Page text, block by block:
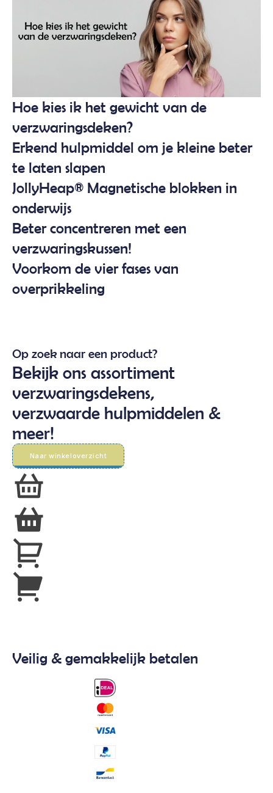
Hoe kies ik het gewicht van de
verzwaringsdeken?
Erkend hulpmiddel om je kleine beter
te laten slapen
JollyHeap® Magnetische blokken in
onderwijs
Beter concentreren met een
verzwaringskussen!
Voorkom de vier fases van
overprikkeling
Op zoek naar een product?
Bekijk ons assortiment
verzwaringsdekens,
verzwaarde hulpmiddelen &
meer!
Naar winkeloverzicht
Veilig & gemakkelijk betalen